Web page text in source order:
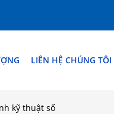
LIÊN HỆ CHÚNG TÔI
kỹ thuật số